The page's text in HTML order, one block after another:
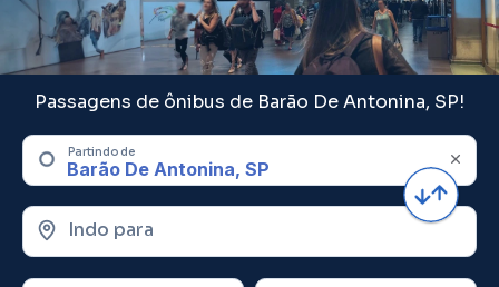
Passagens de ônibus de Barão De Antonina, SP!
Partindo de
Indo para